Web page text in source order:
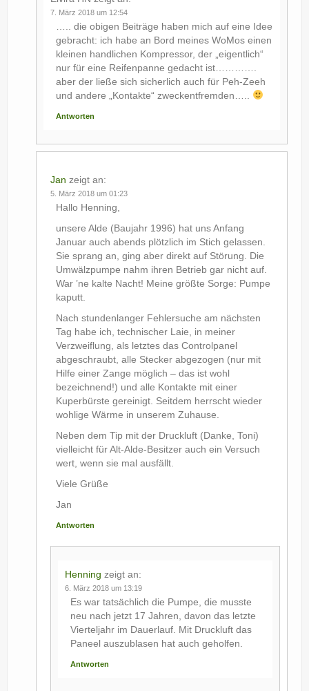
7. März 2018 um 12:54
….. die obigen Beiträge haben mich auf eine Idee
gebracht: ich habe an Bord meines WoMos einen
kleinen handlichen Kompressor, der „eigentlich“
nur für eine Reifenpanne gedacht ist………….
aber der ließe sich sicherlich auch für Peh-Zeeh
und andere „Kontakte“ zweckentfremden…..
Antworten
Jan zeigt an:
5. März 2018 um 01:23
Hallo Henning,
unsere Alde (Baujahr 1996) hat uns Anfang
Januar auch abends plötzlich im Stich gelassen.
Sie sprang an, ging aber direkt auf Störung. Die
Umwälzpumpe nahm ihren Betrieb gar nicht auf.
War ’ne kalte Nacht! Meine größte Sorge: Pumpe
kaputt.
Nach stundenlanger Fehlersuche am nächsten
Tag habe ich, technischer Laie, in meiner
Verzweiflung, als letztes das Controlpanel
abgeschraubt, alle Stecker abgezogen (nur mit
Hilfe einer Zange möglich – das ist wohl
bezeichnend!) und alle Kontakte mit einer
Kuperbürste gereinigt. Seitdem herrscht wieder
wohlige Wärme in unserem Zuhause.
Neben dem Tip mit der Druckluft (Danke, Toni)
vielleicht für Alt-Alde-Besitzer auch ein Versuch
wert, wenn sie mal ausfällt.
Viele Grüße
Jan
Antworten
Henning zeigt an:
6. März 2018 um 13:19
Es war tatsächlich die Pumpe, die musste
neu nach jetzt 17 Jahren, davon das letzte
Vierteljahr im Dauerlauf. Mit Druckluft das
Paneel auszublasen hat auch geholfen.
Antworten